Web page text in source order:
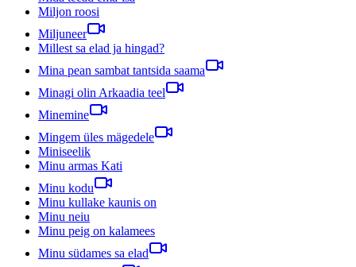
Miljon roosi
Miljuneer
Millest sa elad ja hingad?
Mina pean sambat tantsida saama
Minagi olin Arkaadia teel
Minemine
Mingem üles mägedele
Miniseelik
Minu armas Kati
Minu kodu
Minu kullake kaunis on
Minu neiu
Minu peig on kalamees
Minu südames sa elad